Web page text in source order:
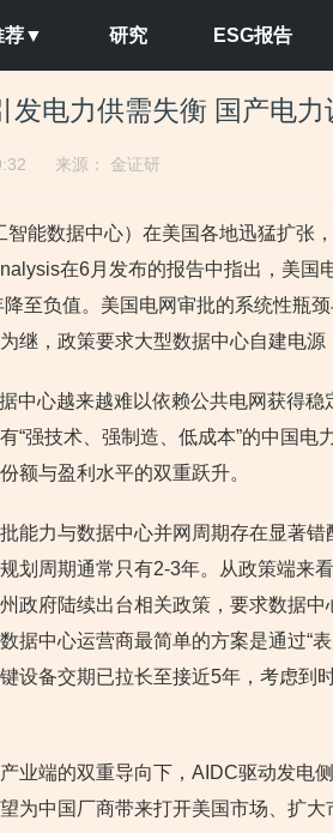
荐▼ 研究 ESG报告
发电力供需失衡 国产电力
来源： 金证研
智能数据中心）在美国各地迅猛扩张
在6月发布的报告中指出，美国
至负值。美国电网审批的系统性瓶
继，政策要求大型数据中心自建电源
中心越来越难以依赖公共电网获得
“强技术、强制造、低成本”的中国
额与盈利水平的双重跃升。
能力与数据中心并网周期存在显著
划周期通常只有2-3年。从政策端来
政府陆续出台相关政策，要求数据
据中心运营商最简单的方案是通过“
设备交期已拉长至接近5年，考虑到
业端的双重导向下，AIDC驱动发电
为中国厂商带来打开美国市场、扩